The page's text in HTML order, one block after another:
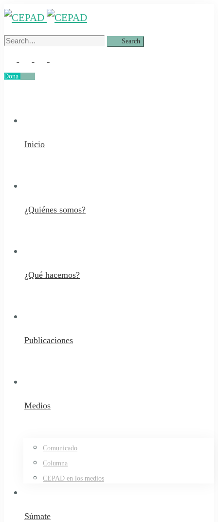
Search
Search
Dona
Inicio
¿Quiénes somos?
¿Qué hacemos?
Publicaciones
Medios
Comunicado
Columna
CEPAD en los medios
Súmate